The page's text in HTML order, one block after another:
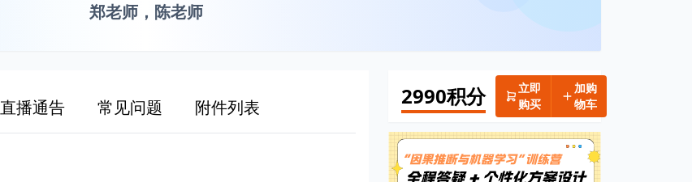
郑老师，陈老师
直播通告 常见问题 附件列表 2990积分
立即
购买
加购
物车